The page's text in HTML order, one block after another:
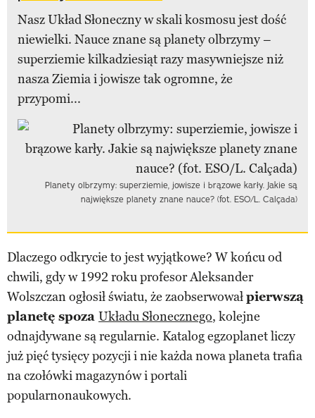
Nasz Układ Słoneczny w skali kosmosu jest dość
niewielki. Nauce znane są planety olbrzymy –
superziemie kilkadziesiąt razy masywniejsze niż
nasza Ziemia i jowisze tak ogromne, że
przypomi...
Planety olbrzymy: superziemie, jowisze i brązowe karły. Jakie są
największe planety znane nauce? (fot. ESO/L. Calçada)
Dlaczego odkrycie to jest wyjątkowe? W końcu od
chwili, gdy w 1992 roku profesor Aleksander
Wolszczan ogłosił światu, że zaobserwowałpierwszą
planetę spoza Układu Słonecznego, kolejne
odnajdywane są regularnie. Katalog egzoplanet liczy
już pięć tysięcy pozycji i nie każda nowa planeta trafia
na czołówki magazynów i portali
popularnonaukowych.